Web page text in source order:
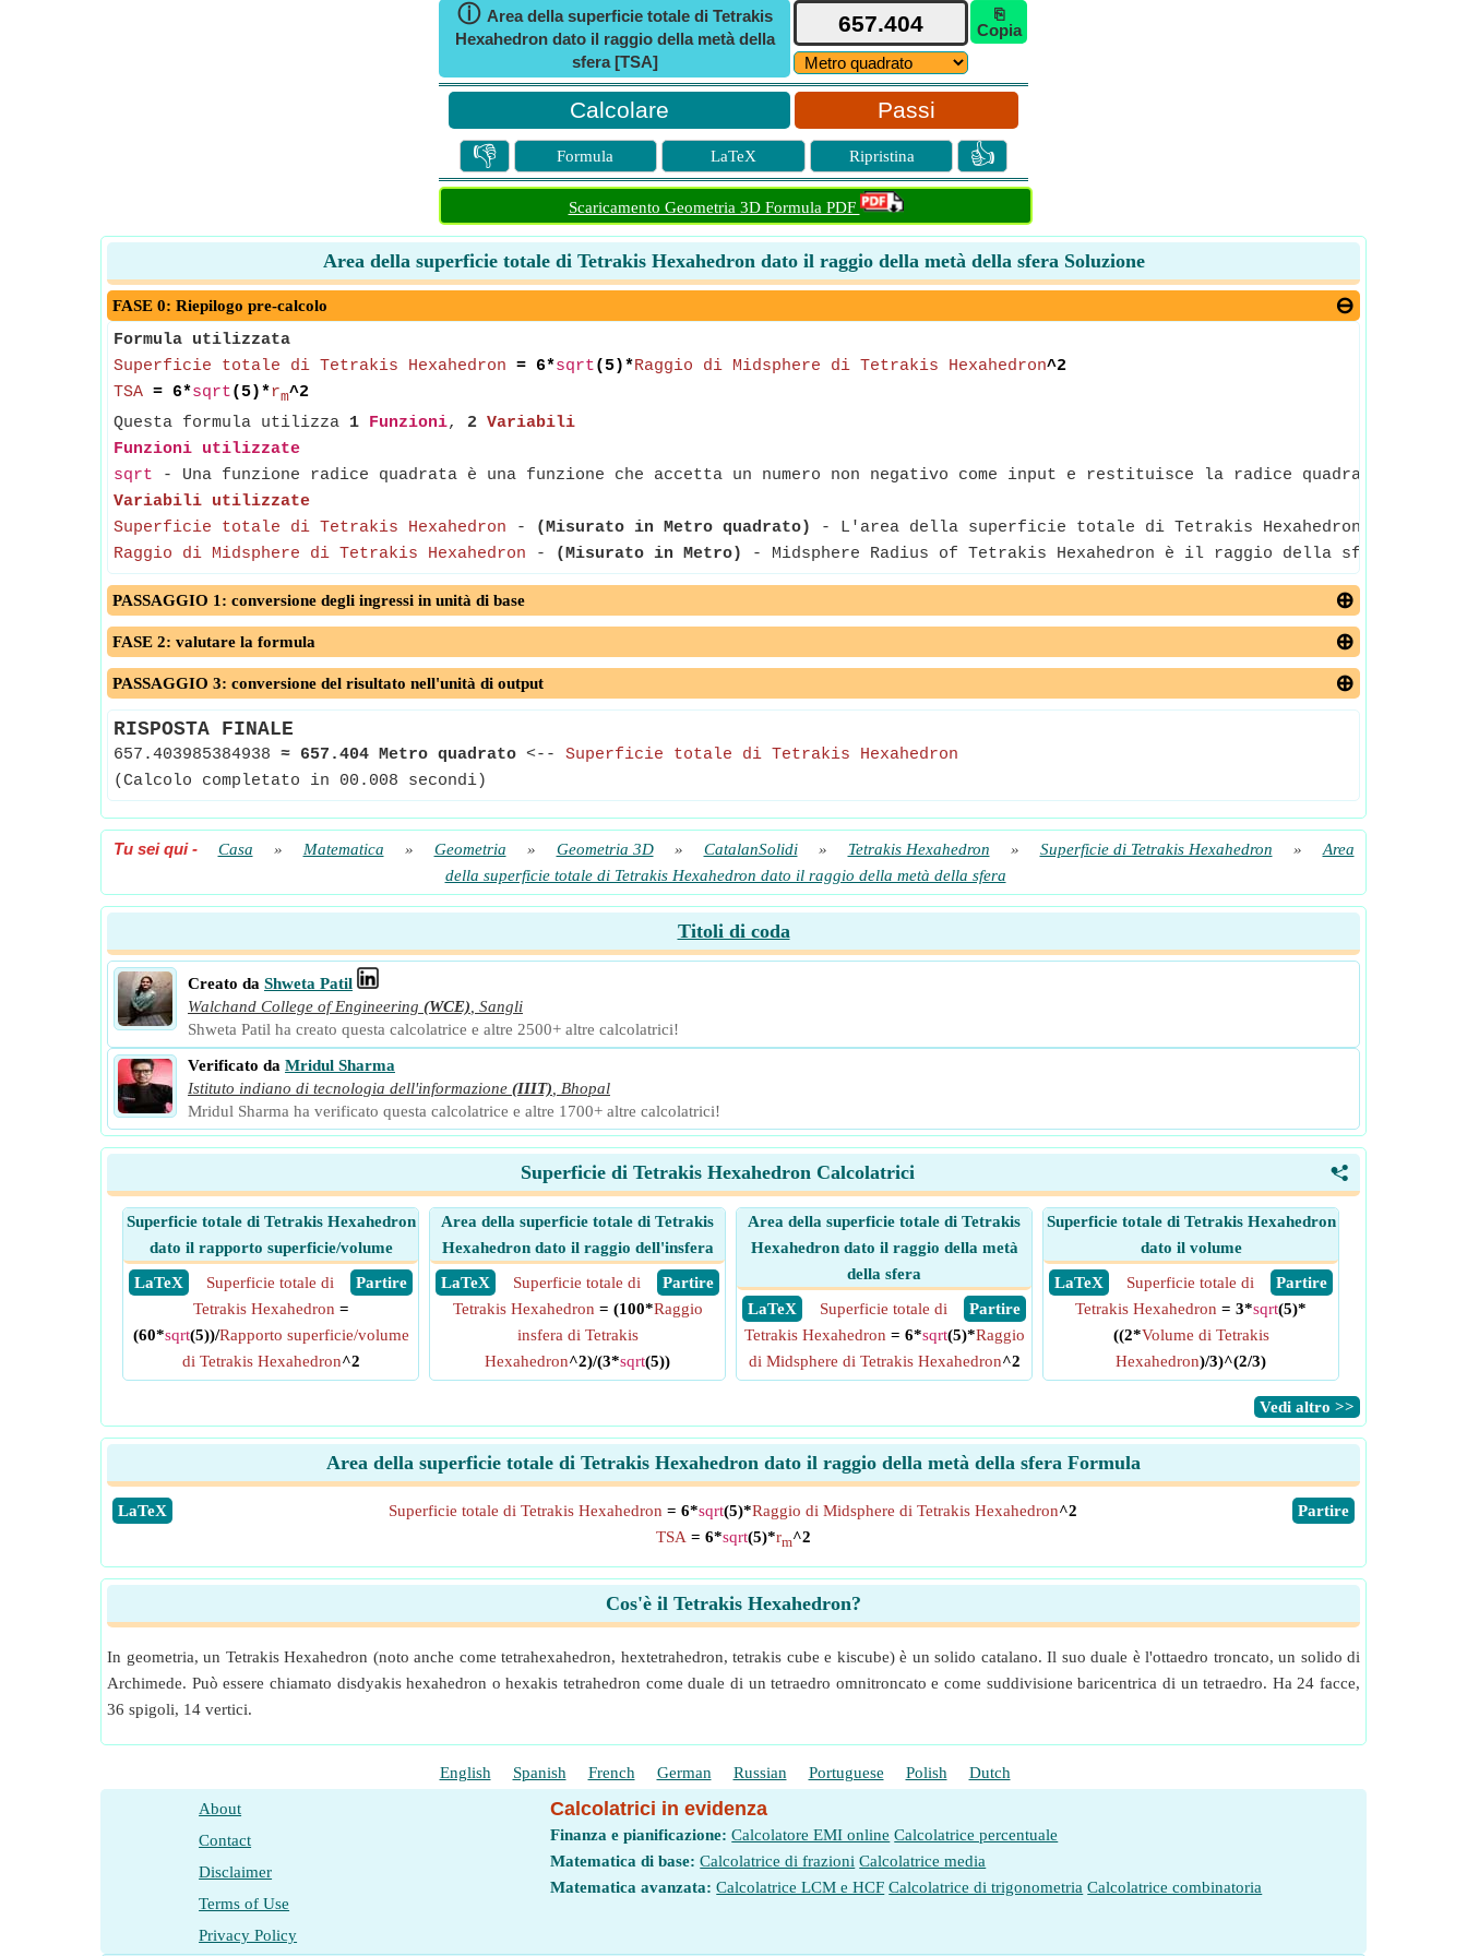
ⓘ Area della superficie totale di Tetrakis
Hexahedron dato il raggio della metà della
sfera [TSA]
⎘
Copia
Passi
👎 Formula LaTeX Ripristina 👍
Scaricamento Geometria 3D Formula PDF
Area della superficie totale di Tetrakis Hexahedron dato il raggio della metà della sfera Soluzione
FASE 0: Riepilogo pre-calcolo
Formula utilizzata
Superficie totale di Tetrakis Hexahedron = 6*sqrt(5)*Raggio di Midsphere di Tetrakis Hexahedron^2
TSA = 6*sqrt(5)*rm^2
Questa formula utilizza 1 Funzioni, 2 Variabili
Funzioni utilizzate
sqrt - Una funzione radice quadrata è una funzione che accetta un numero non negativo come input e restituisce la radice quadrata del
Variabili utilizzate
Superficie totale di Tetrakis Hexahedron - (Misurato in Metro quadrato)
- L'area della superficie totale di Tetrakis Hexahedron è la
Raggio di Midsphere di Tetrakis Hexahedron - (Misurato in Metro) - Midsphere Radius of Tetrakis Hexahedron è il raggio della sfera per
PASSAGGIO 1: conversione degli ingressi in unità di base
FASE 2: valutare la formula
PASSAGGIO 3: conversione del risultato nell'unità di output
RISPOSTA FINALE
657.403985384938 ≈ 657.404 Metro quadrato <-- Superficie totale di Tetrakis Hexahedron
(Calcolo completato in 00.008 secondi)
Tu sei qui- Casa » Matematica » Geometria » Geometria 3D » CatalanSolidi » Tetrakis Hexahedron » Superficie di Tetrakis Hexahedron »
Area
della superficie totale di Tetrakis Hexahedron dato il raggio della metà della sfera
Titoli di coda
Creato da Shweta Patil
Walchand College of Engineering (WCE) Sangli
Shweta Patil ha creato questa calcolatrice e altre 2500+ altre calcolatrici!
Verificato da Mridul Sharma
Istituto indiano di tecnologia dell'informazione (IIIT)
Bhopal
Mridul Sharma ha verificato questa calcolatrice e altre 1700+ altre calcolatrici!
<
Superficie di Tetrakis Hexahedron Calcolatrici
Superficie totale di Tetrakis Hexahedron
dato il rapporto superficie/volume
​ LaTeX
​ Partire
Superficie totale di
Tetrakis Hexahedron =
(60*sqrt(5))/Rapporto superficie/volume
di Tetrakis Hexahedron^2
Area della superficie totale di Tetrakis
Hexahedron dato il raggio dell'insfera
​ LaTeX
​ Partire
Superficie totale di
Tetrakis Hexahedron = (100*Raggio
insfera di Tetrakis
Hexahedron^2)/(3*sqrt(5))
Area della superficie totale di Tetrakis
Hexahedron dato il raggio della metà
della sfera
​ LaTeX
​ Partire
Superficie totale di
Tetrakis Hexahedron = 6*sqrt(5)*Raggio
di Midsphere di Tetrakis Hexahedron^2
Superficie totale di Tetrakis Hexahedron
dato il volume
​ LaTeX
​ Partire
Superficie totale di
Tetrakis Hexahedron = 3*sqrt(5)*
((2*Volume di Tetrakis
Hexahedron)/3)^(2/3)
​Vedi altro >>
Area della superficie totale di Tetrakis Hexahedron dato il raggio della metà della sfera Formula
​LaTeX ​Partire
Superficie totale di Tetrakis Hexahedron = 6*sqrt(5)*Raggio di Midsphere di Tetrakis Hexahedron^2
TSA = 6*sqrt(5)*rm^2
Cos'è il Tetrakis Hexahedron?
In geometria, un Tetrakis Hexahedron (noto anche come tetrahexahedron, hextetrahedron, tetrakis cube e kiscube) è un solido catalano. Il suo duale è l'ottaedro troncato, un solido di
Archimede. Può essere chiamato disdyakis hexahedron o hexakis tetrahedron come duale di un tetraedro omnitroncato e come suddivisione baricentrica di un tetraedro. Ha 24 facce,
36 spigoli, 14 vertici.
English Spanish French German Russian Portuguese Polish Dutch
About
Contact
Disclaimer
Terms of Use
Privacy Policy
Calcolatrici in evidenza
Finanza e pianificazione: Calcolatore EMI online Calcolatrice percentuale
Matematica di base: Calcolatrice di frazioni Calcolatrice media
Matematica avanzata: Calcolatrice LCM e HCF Calcolatrice di trigonometria Calcolatrice combinatoria